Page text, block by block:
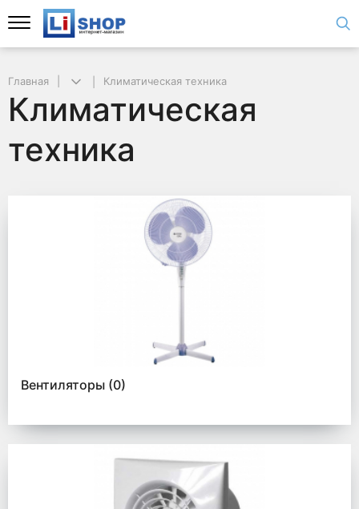
Главная Климатическая техника
Климатическая
техника
Вентиляторы (0)